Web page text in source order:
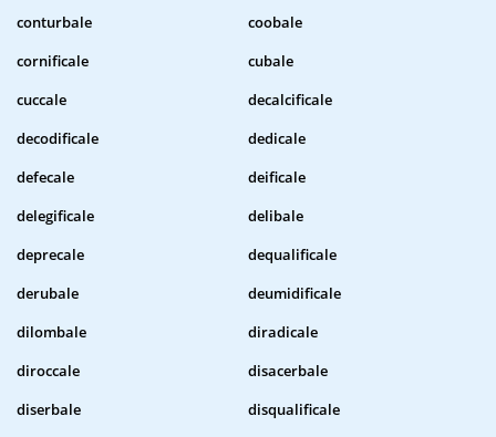
conturbale
coobale
cornificale
cubale
cuccale
decalcificale
decodificale
dedicale
defecale
deificale
delegificale
delibale
deprecale
dequalificale
derubale
deumidificale
dilombale
diradicale
diroccale
disacerbale
diserbale
disqualificale